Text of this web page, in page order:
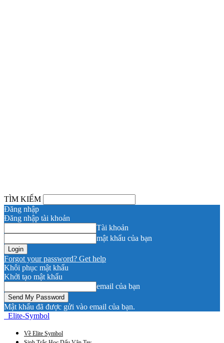
TÌM KIẾM
Đăng nhập
Đăng nhập tài khoản
Tài khoản
mật khẩu của bạn
Forgot your password? Get help
Khôi phục mật khẩu
Khởi tạo mật khẩu
email của bạn
Mật khẩu đã được gửi vào email của bạn.
Elite-Symbol
Về Elite Symbol